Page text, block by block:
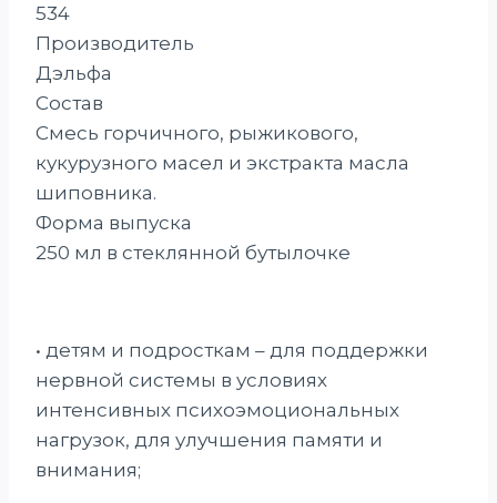
534
Производитель
Дэльфа
Состав
Смесь горчичного, рыжикового,
кукурузного масел и экстракта масла
шиповника.
Форма выпуска
250 мл в стеклянной бутылочке
• детям и подросткам – для поддержки
нервной системы в условиях
интенсивных психоэмоциональных
нагрузок, для улучшения памяти и
внимания;